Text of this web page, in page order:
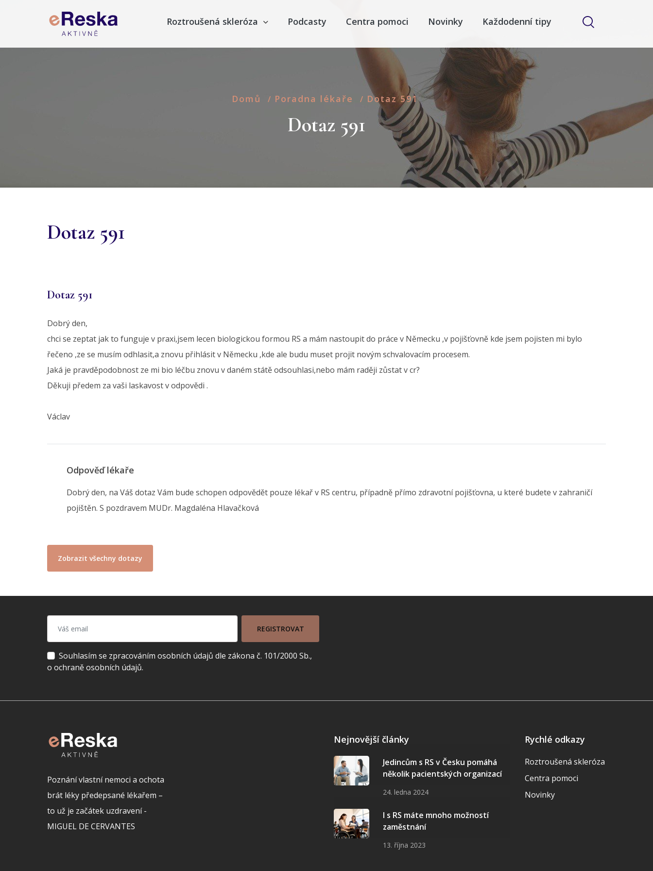
Roztroušená skleróza Podcasty Centra pomoci Novinky Každodenní tipy
Domů / Poradna lékaře / Dotaz 591
Dotaz 591
Dotaz 591
Dotaz 591
Dobrý den,
chci se zeptat jak to funguje v praxi,jsem lecen biologickou formou RS a mám nastoupit do práce v Německu ,v pojišťovně kde jsem pojisten mi bylo
řečeno ,ze se musím odhlasit,a znovu přihlásit v Německu ,kde ale budu muset projit novým schvalovacím procesem.
Jaká je pravděpodobnost ze mi bio léčbu znovu v daném státě odsouhlasi,nebo mám raději zůstat v cr?
Děkuji předem za vaši laskavost v odpovědi .
Václav
Odpověď lékaře
Dobrý den, na Váš dotaz Vám bude schopen odpovědět pouze lékař v RS centru, případně přímo zdravotní pojišťovna, u které budete v zahraničí
pojištěn. S pozdravem MUDr. Magdaléna Hlavačková
Zobrazit všechny dotazy
REGISTROVAT
Souhlasím se zpracováním osobních údajů dle zákona č. 101/2000 Sb.,
o ochraně osobních údajů.
Poznání vlastní nemoci a ochota
brát léky předepsané lékařem –
to už je začátek uzdravení -
MIGUEL DE CERVANTES
Nejnovější články
Jedincům s RS v Česku pomáhá
několik pacientských organizací
24. ledna 2024
I s RS máte mnoho možností
zaměstnání
13. října 2023
Rychlé odkazy
Roztroušená skleróza
Centra pomoci
Novinky